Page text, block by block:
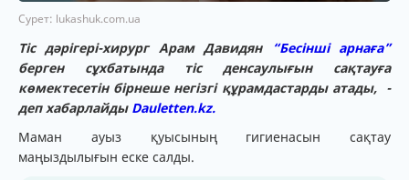
Сурет: lukashuk.com.ua
Тіс дәрігері-хирург Арам Давидян
“Бесінші арнаға”
берген сұхбатында тіс денсаулығын сақтауға
көмектесетін бірнеше негізгі құрамдастарды атады, -
деп хабарлайды Dauletten.kz.
Маман ауыз қуысының гигиенасын сақтау
маңыздылығын еске салды.